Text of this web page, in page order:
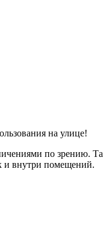
на улице!
по зрению.
и внутри помещений.